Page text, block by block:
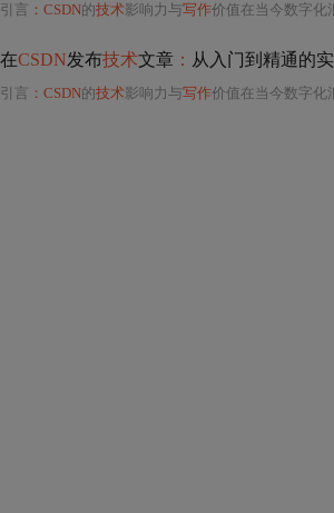
引言 ：CSDN的技术影响力与写作价值在当今数字化
在CSDN发布技术文章 ： 从入门到精通的
引言 ：CSDN的技术影响力与写作价值在当今数字化